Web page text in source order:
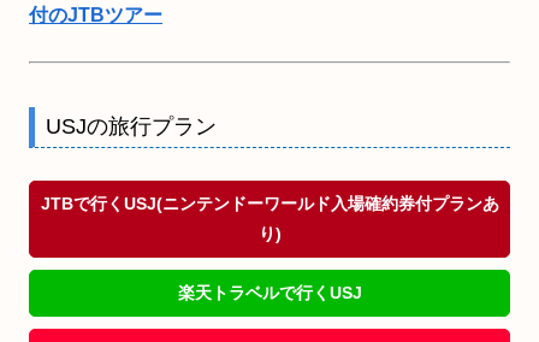
付のJTBツアー
USJの旅行プラン
JTBで行くUSJ(ニンテンドーワールド入場確約券付プランあ
り)
楽天トラベルで行くUSJ